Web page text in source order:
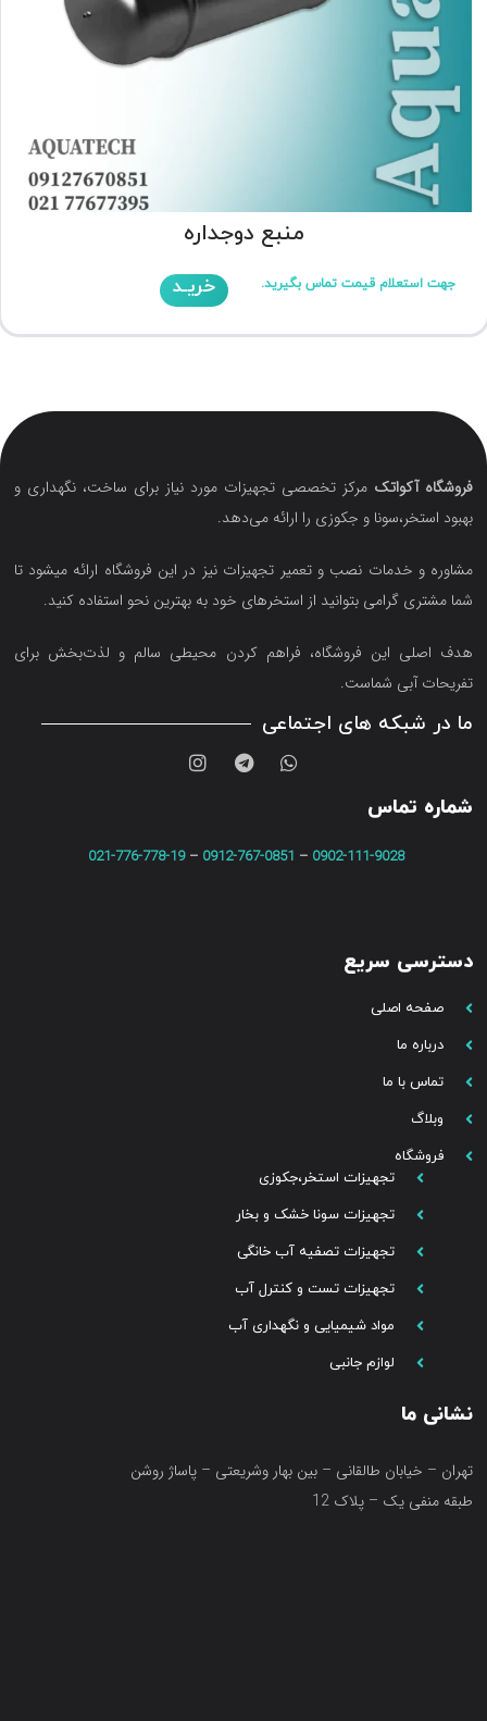
منبع دوجداره
جهت استعلام قیمت تماس بگیرید. خریـد
فروشگاه آکواتک مرکز تخصصی تجهیزات مورد نیاز برای ساخت، نگهداری و
بهبود استخر،سونا و جکوزی را ارائه می‌دهد.
مشاوره و خدمات نصب و تعمیر تجهیزات نیز در این فروشگاه ارائه میشود تا
شما مشتری گرامی بتوانید از استخرهای خود به بهترین نحو استفاده کنید.
هدف اصلی این فروشگاه‌، فراهم کردن محیطی سالم و لذت‌بخش برای
تفریحات آبی شماست.
ما در شبکه های اجتماعی
شماره تماس
0902-111-9028
–
0912-767-0851
–
021-776-778-19
دسترسی سریع
صفحه اصلی
درباره ما
تماس با ما
وبلاگ
فروشگاه
تجهیزات استخر،جکوزی
تجهیزات سونا خشک و بخار
تجهیزات تصفیه آب خانگی
تجهیزات تست و کنترل آب
مواد شیمیایی و نگهداری آب
لوازم جانبی
نشانی ما
تهران – خیابان طالقانی – بین بهار وشریعتی – پاساژ روشن
طبقه منفی یک – پلاک 12